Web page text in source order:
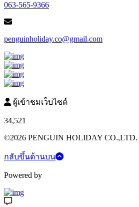
063-565-9366
penguinholiday.co@gmail.com
ผู้เข้าชมเว็บไซต์
34,521
©2026 PENGUIN HOLIDAY CO.,LTD.
กลับขึ้นด้านบน
Powered by